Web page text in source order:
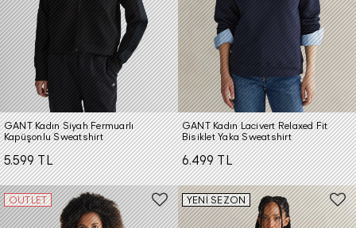
GANT Kadın Siyah Fermuarlı
Kapüşonlu Sweatshirt
5.599 TL
GANT Kadın Lacivert Relaxed Fit
Bisiklet Yaka Sweatshirt
6.499 TL
OUTLET YENİ SEZON